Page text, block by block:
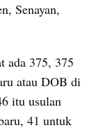
Senayan,
ada 375, 375
atau DOB di
itu usulan
41 untuk